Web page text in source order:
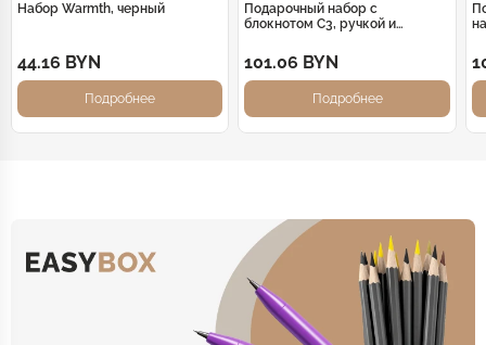
Набор Warmth, черный
44.16 BYN
Подробнее
Подарочный набор c
блокнотом C3, ручкой и
101.06 BYN
Подробнее